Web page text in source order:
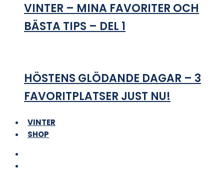
VINTER – MINA FAVORITER OCH
BÄSTA TIPS – DEL 1
HÖSTENS GLÖDANDE DAGAR – 3
FAVORITPLATSER JUST NU!
VINTER
SHOP